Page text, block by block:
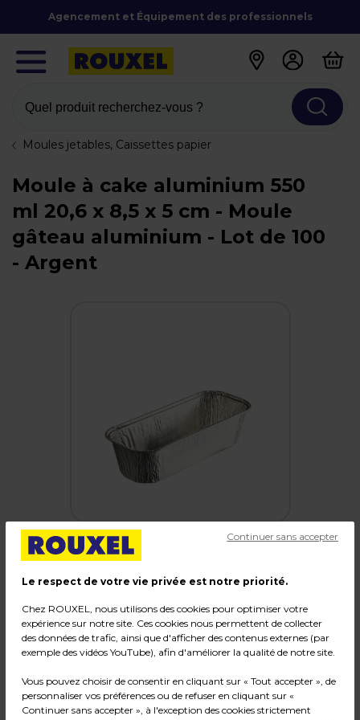
Agencement et Équipement des professionnels
Quel produit recherchez-vous ?
Moules jetables, Caissettes papier
Moule à cake aluminium 550
ml 20,6 x 8,5 x 5 cm - Moule
gâteau aluminium - Lot de 100
- Argent
cm - Moule gâteau aluminium - Lot de 100
Code : 19569
Matière : Aluminium
Dimensions : 20,6 x 8,5 x 5 cm
Le respect de votre vie privée est notre priorité.
Chez ROUXEL, nous utilisons des cookies pour optimiser votre
expérience sur notre site. Ces cookies nous permettent de collecter
des données de trafic, ainsi que d'afficher des contenus externes (par
exemple des vidéos YouTube), afin d'améliorer la qualité de notre site.
Vous pouvez choisir de consentir en cliquant sur « Tout accepter », de
personnaliser vos préférences ou de refuser en cliquant sur «
Continuer sans accepter », à l'exception des cookies strictement
Continuer sans accepter